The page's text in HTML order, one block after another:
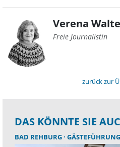
Verena
Freie Journalistin
zurück zur
DAS KÖNNTE SIE
BAD REHBURG GÄSTEFÜHRUNG